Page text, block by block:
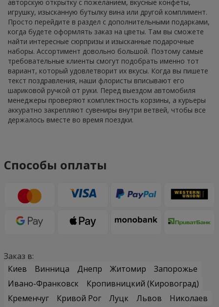
авторскую открытку с пожеланием, вкусные конфеты,
игрушку, изысканную бутылку вина или другой комплимент.
Просто перейдите в раздел с дополнительными подарками,
когда будете оформлять заказ на цветы. Там вы сможете
найти интересные сюрпризы и изысканные подарочные
наборы. Ассортимент довольно большой. Поэтому самые
требовательные клиенты смогут подобрать именно тот
вариант, который удовлетворит их вкусы. Когда вы пишете
текст поздравления, наши флористы вписывают его
шариковой ручкой от руки. Перед выездом автомобиля
менеджеры проверяют комплектность корзины, а курьеры
аккуратно закрепляют сувениры внутри ветвей, чтобы все
держалось вместе во время поездки.
Способы оплаты
Заказ в:
Киев
Винница Днепр Житомир
Запорожье
Ивано-Франковск
Кропивницкий (Кировоград)
Кременчуг
Кривой Рог Луцк Львов
Николаев